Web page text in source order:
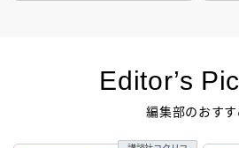
Editor’s
編集部のおすす